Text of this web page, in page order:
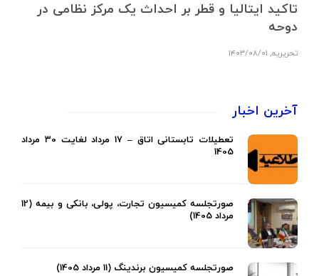
تاکید ایتالیا و قطر بر احداث یک مرکز نظامی در
دوحه
تحریریه, ۱۴۰۳/۰۸/۰۱
آخرین اخبار
تعطیلات تابستانی اتاق – 17 مرداد لغایت 30 مرداد
1405
صورتجلسه کمیسیون تجارت، پولی، بانکی و بیمه (12
مرداد 1405)
صورتجلسه کمیسیون برندینگ (11 مرداد 1405)